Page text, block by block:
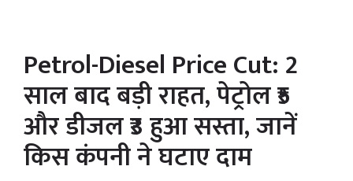
Petrol-Diesel Price Cut: 2
साल बाद बड़ी राहत, पेट्रोल ₹5
और डीजल ₹3 हुआ सस्ता, जानें
किस कंपनी ने घटाए दाम